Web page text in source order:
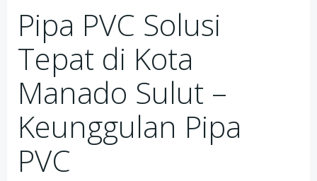
Pipa PVC Solusi
Tepat di Kota
Manado Sulut –
Keunggulan Pipa
PVC